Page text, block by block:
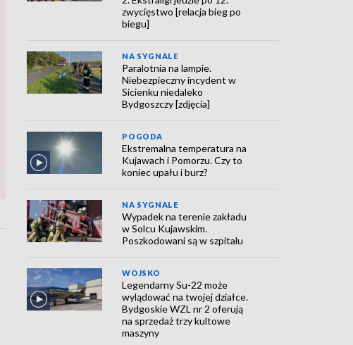
zwycięstwo [relacja bieg po
biegu]
NA SYGNALE
Paralotnia na lampie.
Niebezpieczny incydent w
Sicienku niedaleko
Bydgoszczy [zdjęcia]
POGODA
Ekstremalna temperatura na
Kujawach i Pomorzu. Czy to
koniec upału i burz?
NA SYGNALE
Wypadek na terenie zakładu
w Solcu Kujawskim.
Poszkodowani są w szpitalu
WOJSKO
Legendarny Su-22 może
wylądować na twojej działce.
Bydgoskie WZL nr 2 oferują
na sprzedaż trzy kultowe
maszyny